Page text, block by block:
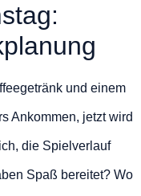
und einem
Ankommen, jetzt wird
die Spielverlauf
Spaß bereitet? Wo